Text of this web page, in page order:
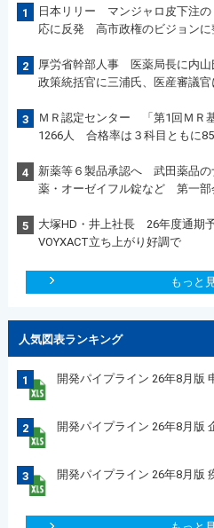
1
日本リリー マンジャロ皮下注の
応に反発 高市政権のビジョンに
2
厚労省幹部人事 医薬局長に内
政策統括官に三浦氏、医産審議官
3
ＭＲ認定センター 「第1回ＭＲ
1266人 合格率は３科目ともに
4
新薬等６製品承認へ 武田薬品の
薬・オーゼイフル錠など 第一部
5
大塚HD・井上社長 26年度通期
VOYXACT立ち上がり好調で
もっと
人気図表ランキング
1 開発パイプライン 26年8月版
2 開発パイプライン 26年8月版
3 開発パイプライン 26年8月版